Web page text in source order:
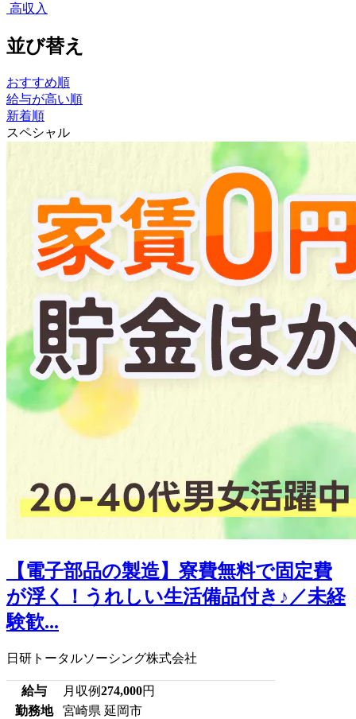
高収入
並び替え
おすすめ順
給与が高い順
新着順
スペシャル
【電子部品の製造】寮費無料で固定費
が浮く！うれしい生活備品付き♪／未経
験歓...
日研トータルソーシング株式会社
給与 月収例274,000円
勤務地
宮崎県 延岡市